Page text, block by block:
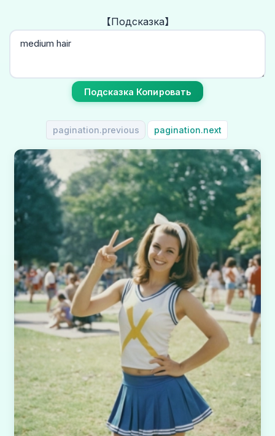
【Подсказка】
Подсказка Копировать
pagination.previous pagination.next